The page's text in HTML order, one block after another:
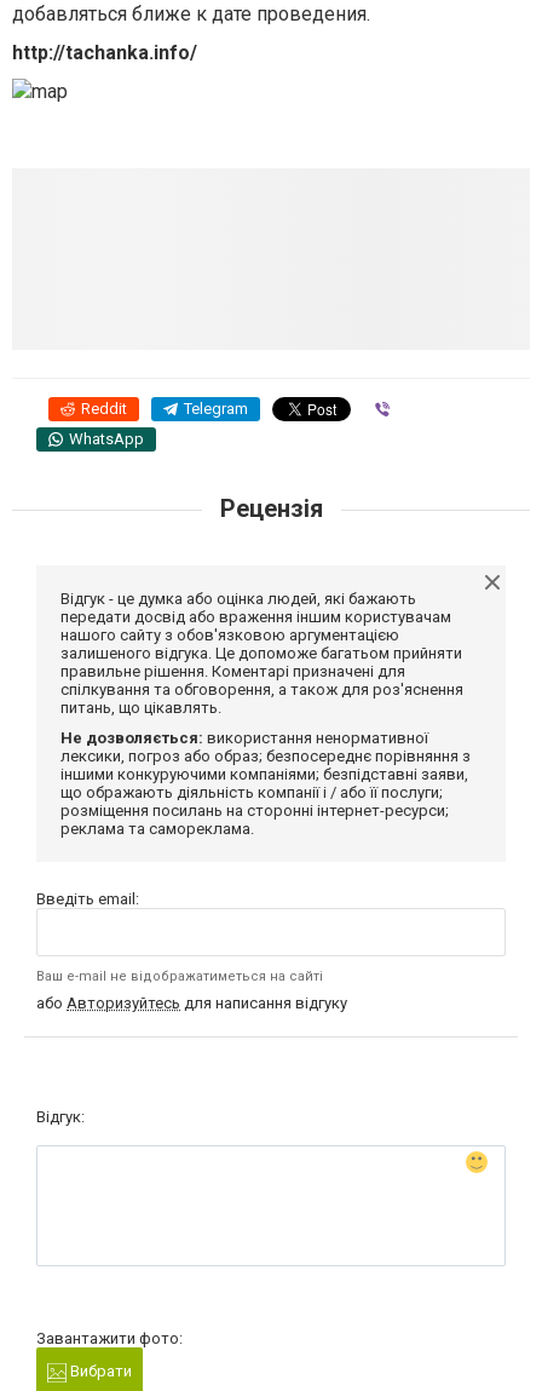
добавляться ближе к дате проведения.
http://tachanka.info/
Reddit Telegram
WhatsApp
Рецензія
Відгук - це думка або оцінка людей, які бажають
передати досвід або враження іншим користувачам
нашого сайту з обов'язковою аргументацією
залишеного відгука. Це допоможе багатьом прийняти
правильне рішення. Коментарі призначені для
спілкування та обговорення, а також для роз'яснення
питань, що цікавлять.
Не дозволяється: використання ненормативної
лексики, погроз або образ; безпосереднє порівняння з
іншими конкуруючими компаніями; безпідставні заяви,
що ображають діяльність компанії і / або її послуги;
розміщення посилань на сторонні інтернет-ресурси;
реклама та самореклама.
Введіть email:
Ваш e-mail не відображатиметься на сайті
або Авторизуйтесь для написання відгуку
Відгук:
Завантажити фото:
Вибрати